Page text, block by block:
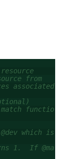
from
associated
functio
which is
1. If @ma